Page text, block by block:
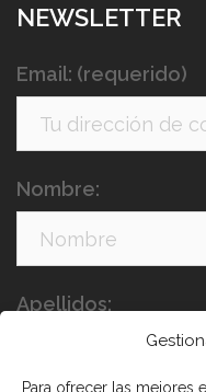
Para ofrecer las mejores
NEWSLETTER
Email: (requerido)
Nombre:
Apellidos: